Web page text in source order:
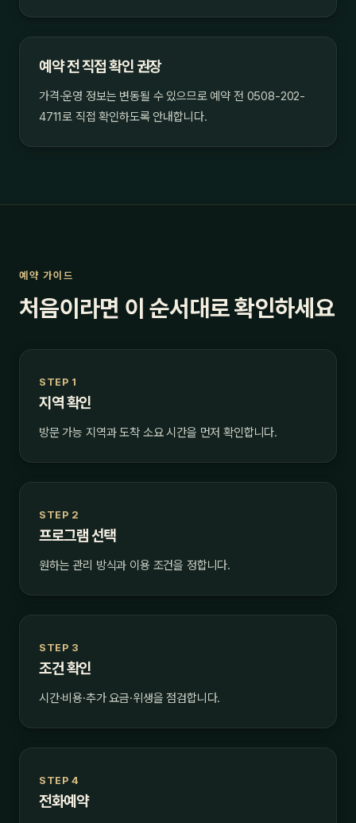
예약 전 직접 확인 권장
가격·운영 정보는 변동될 수 있으므로 예약 전 0508-202-
4711로 직접 확인하도록 안내합니다.
예약 가이드
처음이라면 이 순서대로 확인하세요
STEP 1
지역 확인
방문 가능 지역과 도착 소요 시간을 먼저 확인합니다.
STEP 2
프로그램 선택
원하는 관리 방식과 이용 조건을 정합니다.
STEP 3
조건 확인
시간·비용·추가 요금·위생을 점검합니다.
STEP 4
전화예약